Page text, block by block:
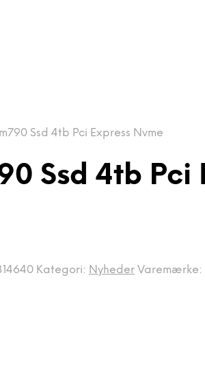
Ssd 4tb Pci Express Nvme
Ssd 4tb Pci
Kategori: Nyheder Varemærke: